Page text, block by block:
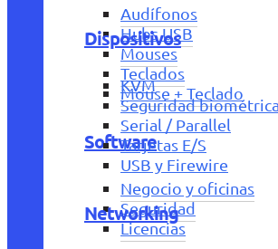
Audífonos
Hubs USB
Mouses
Teclados
Mouse + Teclado
Software
Negocio y oficinas
Seguridad
Licencias
Dispositivos
KVM
Seguridad biométrica
Serial / Parallel
Tarjetas E/S
USB y Firewire
Networking